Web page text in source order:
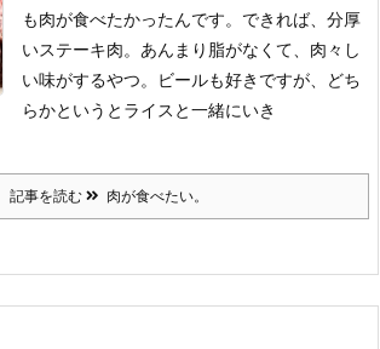
も肉が食べたかったんです。 できれば、分厚
いステーキ肉。あんまり脂がなくて、肉々し
い味がするやつ。
ビールも好きですが、どち
らかというとライスと一緒にいき
記事を読む 肉が食べたい。